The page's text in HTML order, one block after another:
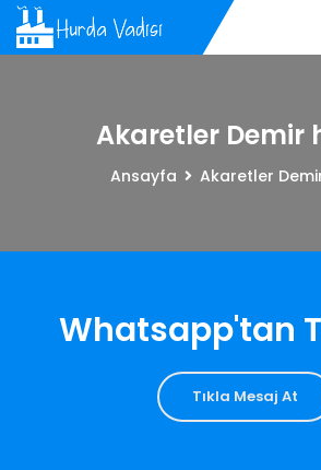
Akaretler Demir
Ansayfa Akaretler
Whatsapp'tan
Tıkla Mesaj At